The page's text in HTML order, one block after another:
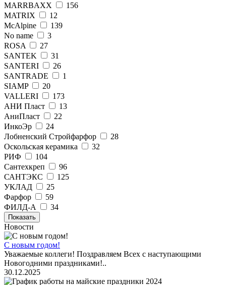
MARRBAXX
156
MATRIX
12
McAlpine
139
No name
3
ROSA
27
SANTEK
31
SANTERI
26
SANTRADE
1
SIAMP
20
VALLERI
173
АНИ Пласт
13
АниПласт
22
ИнкоЭр
24
Лобненский Стройфарфор
28
Оскольская керамика
32
РИФ
104
Сантехкреп
96
САНТЭКС
125
УКЛАД
25
Фарфор
59
ФИЛД-А
34
Показать
Новости
С новым годом!
Уважаемые коллеги! Поздравляем Всех с наступающими
Новогодними праздниками!..
30.12.2025